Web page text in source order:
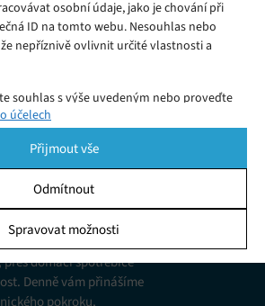
osobní údaje, jako je chování při
ID na tomto webu. Nesouhlas nebo
nepříznivě ovlivnit určité vlastnosti a
souhlas s výše uvedeným nebo proveďte
Vaše volby budou použity pouze na tomto
cookies nebo kliknutím na tlačítko
části obrazovky.
k informacím v zařízení, Porozumění
statistik nebo kombinací údajů z
účelech
Přijmout vše
Odmítnout
Spravovat možnosti
o technologické novinky
domácí spotřebiče
Denně vám přinášíme
pokroku,